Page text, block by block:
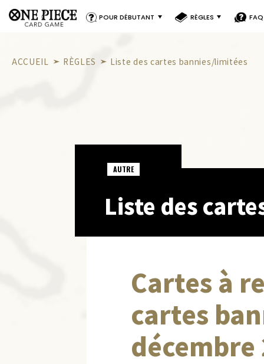
POUR DÉBUTANT RÈGLES FAQ
ACCUEIL RÈGLES Liste des cartes bannies/limitées
Liste des
AUTRE
Cartes à
cartes
décembre